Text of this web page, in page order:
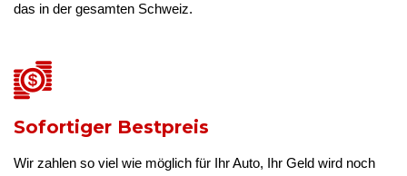
das in der gesamten Schweiz.
Sofortiger Bestpreis
Wir zahlen so viel wie möglich für Ihr Auto, Ihr Geld wird noch